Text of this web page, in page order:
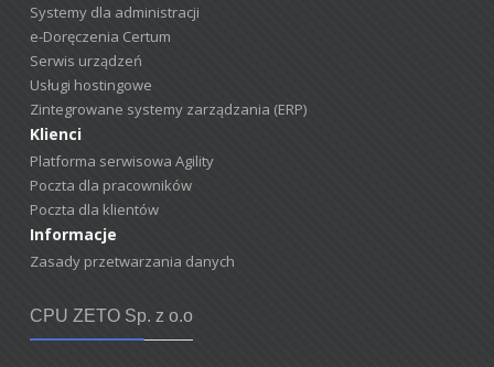
Systemy dla administracji
e-Doręczenia Certum
Serwis urządzeń
Usługi hostingowe
Zintegrowane systemy zarządzania (ERP)
Klienci
Platforma serwisowa Agility
Poczta dla pracowników
Poczta dla klientów
Informacje
Zasady przetwarzania danych
CPU ZETO Sp. z o.o